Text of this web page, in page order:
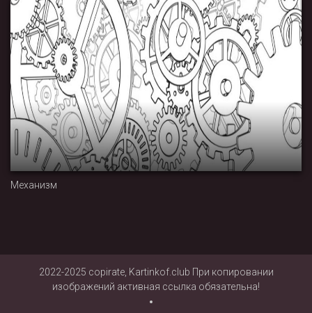
Механизм
2022-2025 copirate, Kartinkof.club При копировании
изображений активная ссылка обязательна!